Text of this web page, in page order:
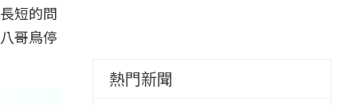
短的問
哥鳥停
熱門新聞